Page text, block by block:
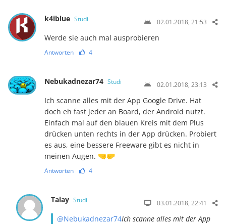
k4iblue Studi 02.01.2018, 21:53
Werde sie auch mal ausprobieren
Antworten 4
Nebukadnezar74 Studi 02.01.2018, 23:13
Ich scanne alles mit der App Google Drive. Hat
doch eh fast jeder an Board, der Android nutzt.
Einfach mal auf den blauen Kreis mit dem Plus
drücken unten rechts in der App drücken. Probiert
es aus, eine bessere Freeware gibt es nicht in
meinen Augen. 🤜🤛
Antworten 4
Talay Studi 03.01.2018, 22:41
@Nebukadnezar74Ich scanne alles mit der App